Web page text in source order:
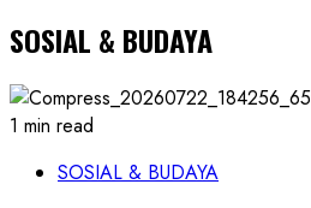
SOSIAL & BUDAYA
1 min read
SOSIAL & BUDAYA